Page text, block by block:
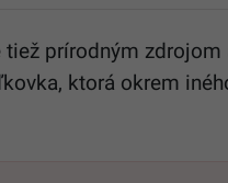
tiež prírodným
ktorá okrem